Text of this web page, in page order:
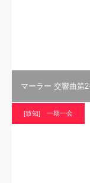
マーラー 交響曲第2
[致知] 一期一会